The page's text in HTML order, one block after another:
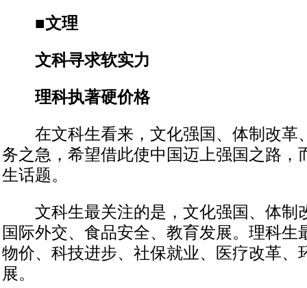
■文理
文科寻求软实力
理科执著硬价格
在文科生看来，文化强国、体制改革
务之急，希望借此使中国迈上强国之路，
生话题。
文科生最关注的是，文化强国、体制
国际外交、食品安全、教育发展。理科生
物价、科技进步、社保就业、医疗改革、
展。